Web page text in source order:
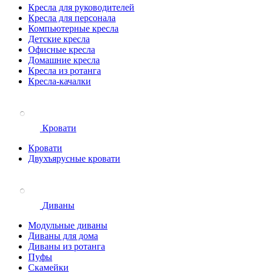
Кресла для руководителей
Кресла для персонала
Компьютерные кресла
Детские кресла
Офисные кресла
Домашние кресла
Кресла из ротанга
Кресла-качалки
Кровати
Кровати
Двухъярусные кровати
Диваны
Модульные диваны
Диваны для дома
Диваны из ротанга
Пуфы
Скамейки